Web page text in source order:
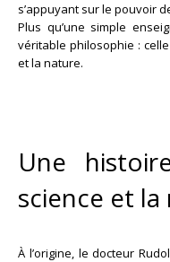
s’appuyant sur le pouvoir
Plus qu’une simple
véritable philosophie :
et la nature.
Une
science et
À l’origine, le docteur